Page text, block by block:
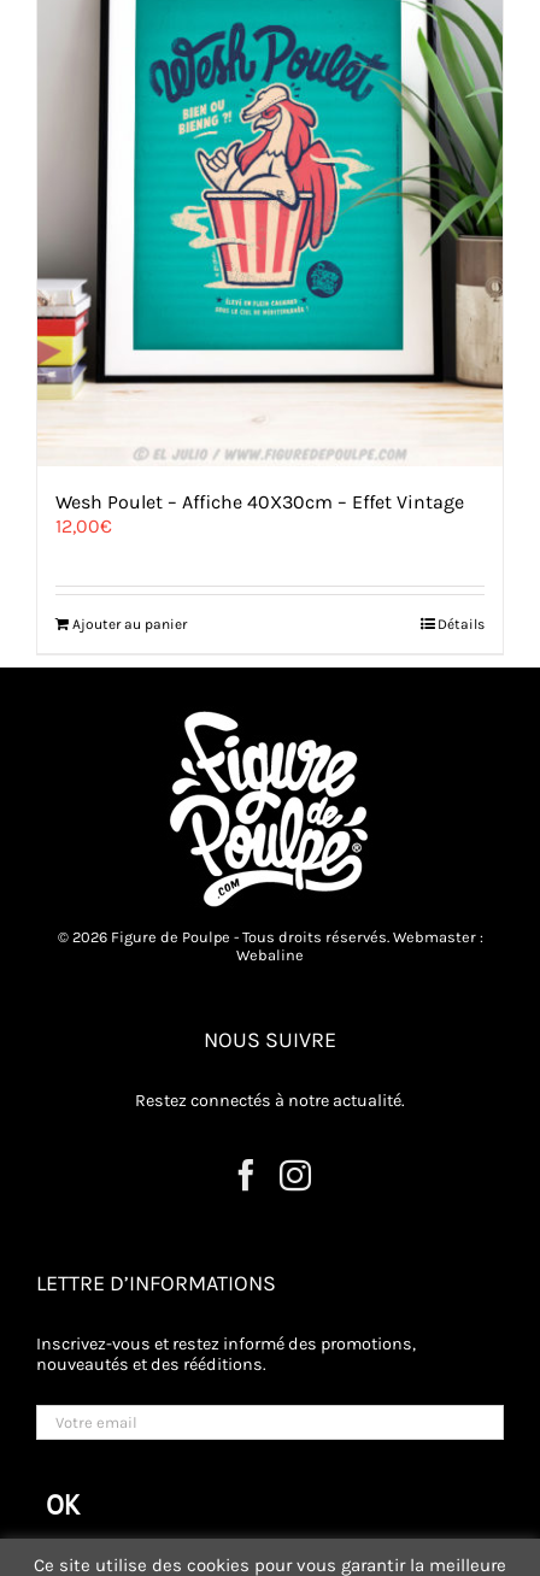
Wesh Poulet – Affiche 40X30cm – Effet Vintage
12,00€
Ajouter au panier Détails
© 2026 Figure de Poulpe - Tous droits réservés. Webmaster :
Webaline
NOUS SUIVRE
Restez connectés à notre actualité.
LETTRE D’INFORMATIONS
Inscrivez-vous et restez informé des promotions,
nouveautés et des rééditions.
Ce site utilise des cookies pour vous garantir la meilleure